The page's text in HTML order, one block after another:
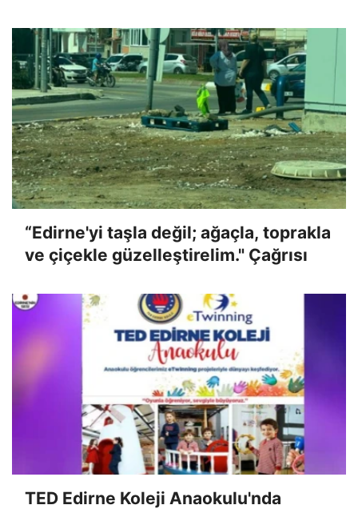
“Edirne'yi taşla değil; ağaçla, toprakla
ve çiçekle güzelleştirelim." Çağrısı
TED Edirne Koleji Anaokulu'nda